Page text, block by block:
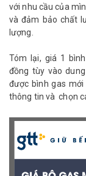
với nhu cầu của
và đảm bảo chất
lượng.
Tóm lại, giá 1
đồng tùy vào
được bình gas
thông tin và chọn